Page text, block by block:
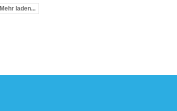
Mehr laden...